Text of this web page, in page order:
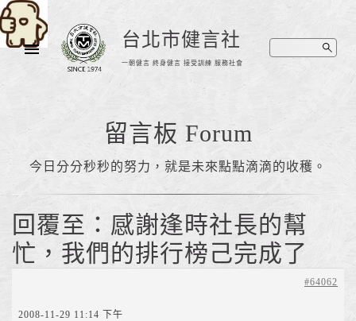
台北市健言社
一朝健言 終身健言 接受訓練 服務社會
留言板 Forum
今日分分秒秒的努力，就是未來點點滴滴的收穫。
回覆至：感謝逢時社長的幫
忙，我們的排行榜己完成了
2008-11-29 11:14 下午
#64062